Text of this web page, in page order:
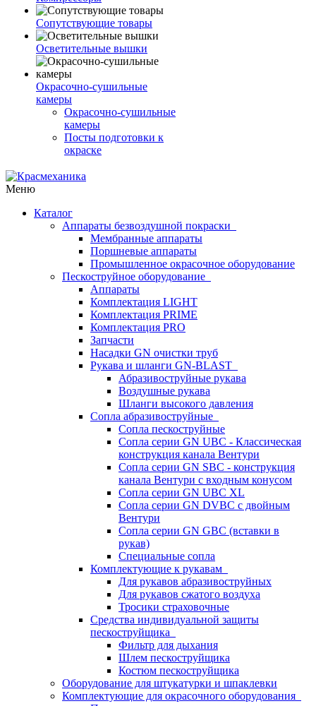
Сопутствующие товары
Осветительные вышки
Окрасочно-сушильные
камеры
Окрасочно-сушильные
камеры
Посты подготовки к
окраске
Меню
Каталог
Аппараты безвоздушной покраски
Мембранные аппараты
Поршневые аппараты
Промышленное окрасочное оборудование
Пескоструйное оборудование
Аппараты
Комплектация LIGHT
Комплектация PRIME
Комплектация PRO
Запчасти
Насадки GN очистки труб
Рукава и шланги GN-BLAST
Абразивоструйные рукава
Воздушные рукава
Шланги высокого давления
Сопла абразивоструйные
Сопла пескоструйные
Сопла серии GN UBC - Классическая
конструкция канала Вентури
Сопла серии GN SBC - конструкция
канала Вентури c входным конусом
Сопла серии GN UBC XL
Сопла серии GN DVBC с двойным
Вентури
Сопла серии GN GBC (вставки в
рукав)
Специальные сопла
Комплектующие к рукавам
Для рукавов абразивоструйных
Для рукавов сжатого воздуха
Тросики страховочные
Средства индивидуальной защиты
пескоструйщика
Фильтр для дыхания
Шлем пескоструйщика
Костюм пескоструйщика
Оборудование для штукатурки и шпаклевки
Комплектующие для окрасочного оборудования